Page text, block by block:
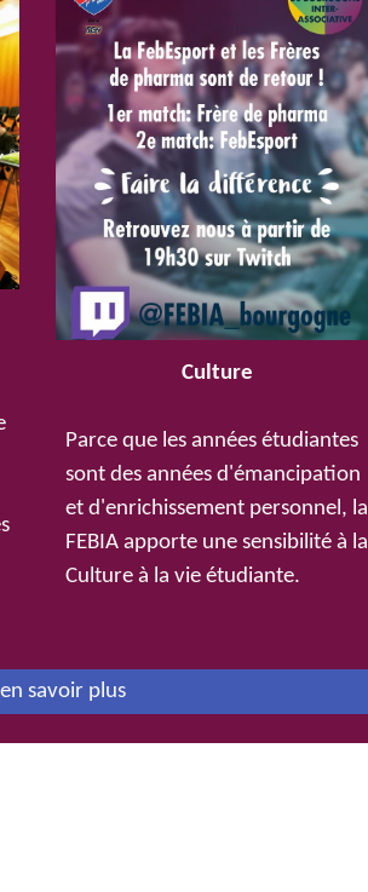
Culture
Parce que les années étudiantes
sont des années d'émancipation
et d'enrichissement personnel, la
FEBIA apporte une sensibilité à la
Culture à la vie étudiante.
savoir plus